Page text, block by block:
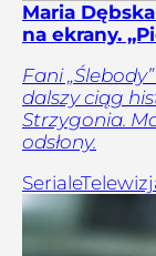
Maria
na ekrany.
Fani
dalszy ciąg
Strzygonia.
odsłony.
Seriale